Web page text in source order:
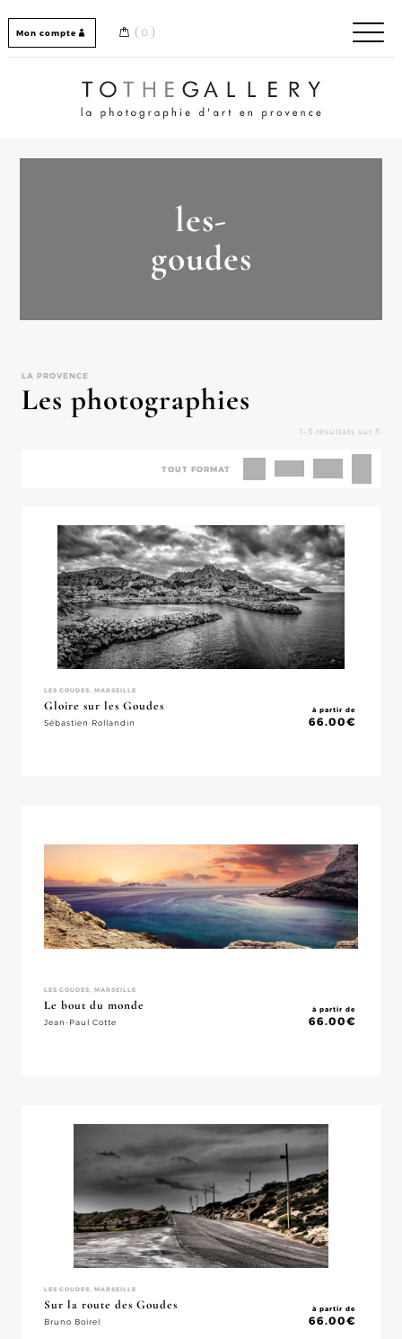
Mon compte 0
Home / Accueil
les-
goudes
LA PROVENCE
Les photographies
1–3 résultats sur 3
TOUT FORMAT
LES GOUDES, MARSEILLE
Gloire sur les Goudes
Sébastien Rollandin
à partir de
66.00€
LES GOUDES, MARSEILLE
Le bout du monde
Jean-Paul Cotte
à partir de
66.00€
LES GOUDES, MARSEILLE
Sur la route des Goudes
Bruno Boirel
à partir de
66.00€